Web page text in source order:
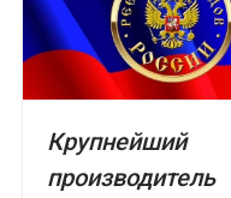
Крупнейший
производитель